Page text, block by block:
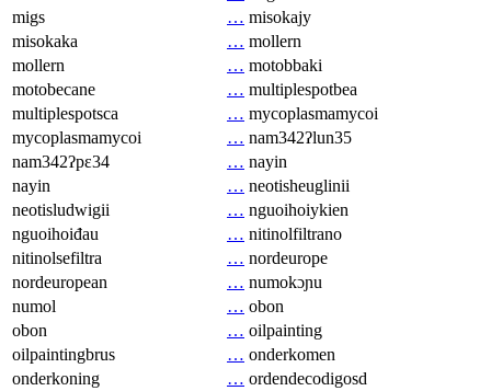
migs
… misokajy
misokaka
… mollern
mollern
… motobbaki
motobecane
… multiplespotbea
multiplespotsca
… mycoplasmamycoi
mycoplasmamycoi
… nam342ʔlun35
nam342ʔpɛ34
… nayin
nayin
… neotisheuglinii
neotisludwigii
… nguoihoiykien
nguoihoiđau
… nitinolfiltrano
nitinolsefiltra
… nordeurope
nordeuropean
… numokɔɲu
numol
… obon
obon
… oilpainting
oilpaintingbrus
… onderkomen
onderkoning
… ordendecodigosd